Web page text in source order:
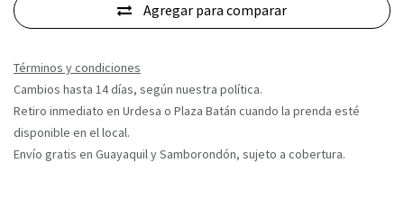
Agregar para comparar
Términos y condiciones
Cambios hasta 14 días, según nuestra política.
Retiro inmediato en Urdesa o Plaza Batán cuando la prenda esté
disponible en el local.
Envío gratis en Guayaquil y Samborondón, sujeto a cobertura.